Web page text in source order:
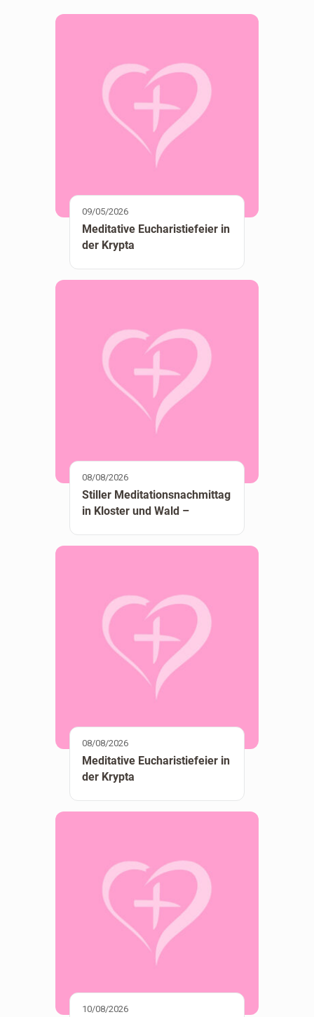
09/05/2026
Meditative Eucharistiefeier in
der Krypta
08/08/2026
Stiller Meditationsnachmittag
in Kloster und Wald –
08/08/2026
Meditative Eucharistiefeier in
der Krypta
10/08/2026